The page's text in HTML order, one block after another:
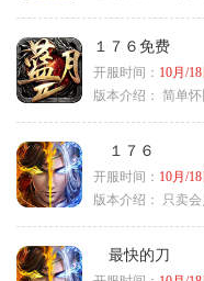
１７６免费
开服时间： 10月/18
版本介绍： 简单
１７６
开服时间： 10月/18
版本介绍：
只卖
最快的刀